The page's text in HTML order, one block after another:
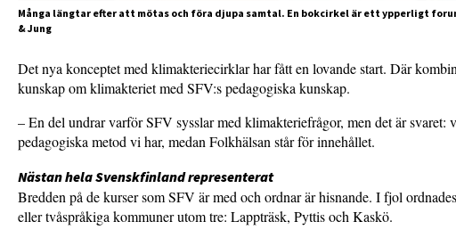
Många längtar efter att mötas och föra djupa samtal. En bokcirkel är ett ypperligt
& Jung
Det nya konceptet med klimakteriecirklar har fått en lovande start. Där
kunskap om klimakteriet med SFV:s pedagogiska kunskap.
– En del undrar varför SFV sysslar med klimakteriefrågor, men det är svaret:
pedagogiska metod vi har, medan Folkhälsan står för innehållet.
Nästan hela Svenskfinland representerat
Bredden på de kurser som SFV är med och ordnar är hisnande. I fjol
eller tvåspråkiga kommuner utom tre: Lappträsk, Pyttis och Kaskö.